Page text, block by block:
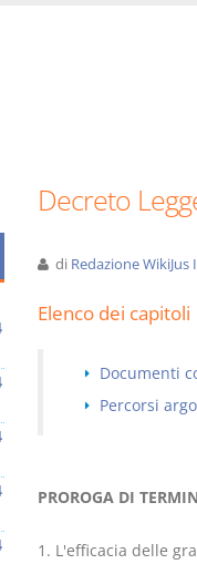
Decreto
di Redazione WikiJus I
Elenco dei capitoli
Documenti
Percorsi
PROROGA DI
1. L'efficacia delle